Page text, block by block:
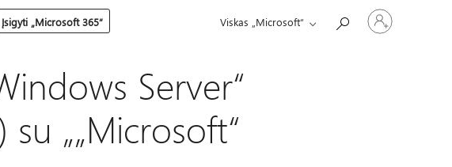
Įsigyti „Microsoft 365“ Viskas „Microsoft“
Prisijunkite
prie
paskyros
Server“
„„Microsoft“